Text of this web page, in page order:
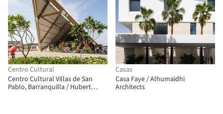
Centro Cultural
Centro Cultural Villas de San
Pablo, Barranquilla / Hubert
Casas
Casa Faye / Alhumaidhi
Architects